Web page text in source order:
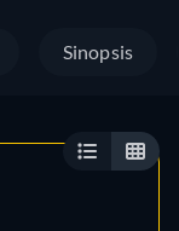
Sinopsis